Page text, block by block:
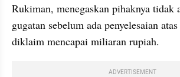
Rukiman, menegaskan pihaknya tidak
gugatan sebelum ada penyelesaian
diklaim mencapai miliaran rupiah.
ADVERTISEMENT